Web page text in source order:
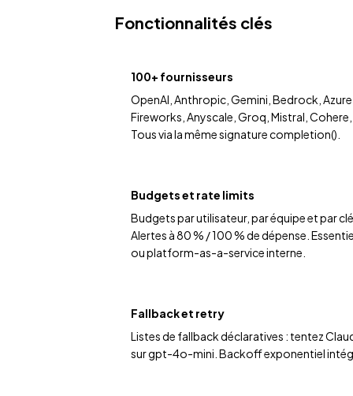
Fonctionnalités clés
100+ fournisseurs
OpenAI, Anthropic, Gemini, Bedrock,
Fireworks, Anyscale, Groq, Mistral,
Tous via la même signature completion().
Budgets et rate limits
Budgets par utilisateur, par équipe et par
Alertes à 80 % / 100 % de dépense.
ou platform-as-a-service interne.
Fallback et retry
Listes de fallback déclaratives : tentez
sur gpt-4o-mini. Backoff exponentiel